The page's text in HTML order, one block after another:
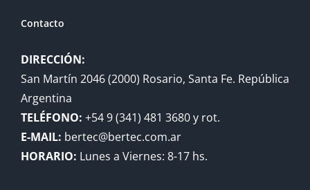
Contacto
DIRECCIÓN:
San Martín 2046 (2000) Rosario, Santa Fe. República
Argentina
TELÉFONO: +54 9 (341) 481 3680 y rot.
E-MAIL: bertec@bertec.com.ar
HORARIO: Lunes a Viernes: 8-17 hs.